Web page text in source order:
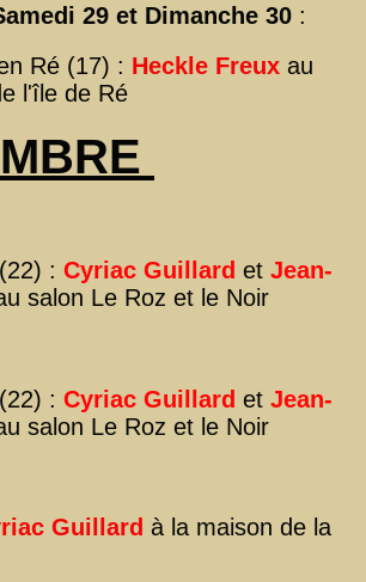
29 et Dimanche 30 :
Ré (17) : Heckle Freux au
l'île de Ré
: Cyriac Guillard et Jean-
salon Le Roz et le Noir
: Cyriac Guillard et Jean-
salon Le Roz et le Noir
Guillard à la maison de la